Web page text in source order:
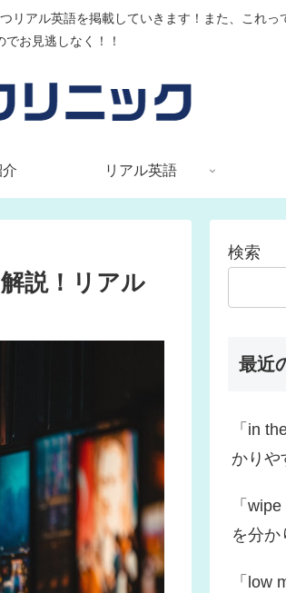
アル英語を掲載していきます！また、これ
お見逃しなく！！
リアル英語
説！リアル
検索
最近
「in
かりや
「
を分か
「low